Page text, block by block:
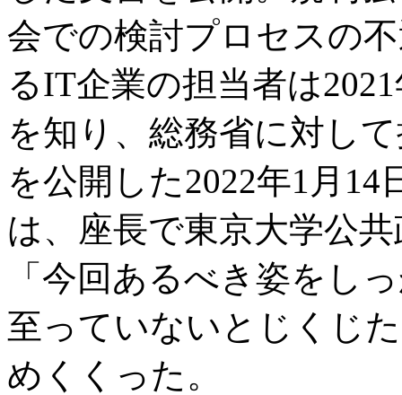
会での検討プロセスの
るIT企業の担当者は
を知り、総務省に対し
を公開した2022年1月
は、座長で東京大学公
「今回あるべき姿をし
至っていないとじくじ
めくくった。